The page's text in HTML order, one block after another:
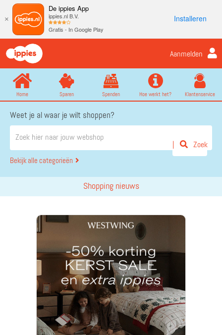
×
De ippies App
ippies.nl B.V.
Gratis - In Google Play
Installeren
Aanmelden
Home Sparen Spenden Hoe werkt het? Klantenservice
Weet je al waar je wilt shoppen?
Bekijk alle categorieën
Zoek
Shopping nieuws